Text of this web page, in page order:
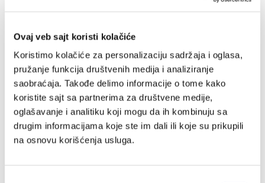
Ovaj veb sajt koristi kolačiće
Koristimo kolačiće za personalizaciju sadržaja i oglasa,
pružanje funkcija društvenih medija i analiziranje
saobraćaja. Takođe delimo informacije o tome kako
koristite sajt sa partnerima za društvene medije,
oglašavanje i analitiku koji mogu da ih kombinuju sa
drugim informacijama koje ste im dali ili koje su prikupili
na osnovu korišćenja usluga.
Email adresa
Lozinka